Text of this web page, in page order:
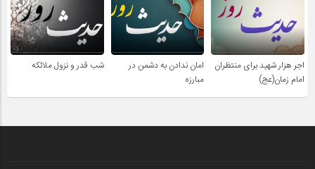
اجر هزار شهید برای منتظران
امام زمان(عج)
امان ندادن به دشمن در
مبارزه
شب قدر و نزول ملائکه